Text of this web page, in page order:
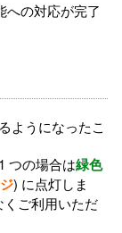
への対応が完了
ようになったこ
つの場合は緑色
) に点灯しま
ご利用いただ